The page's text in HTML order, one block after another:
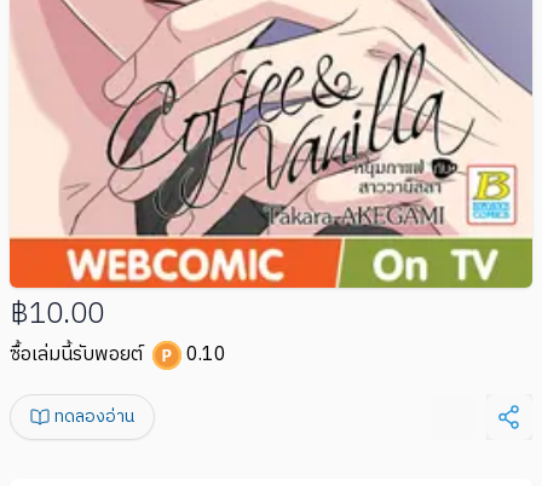
฿10.00
ซื้อเล่มนี้รับพอยต์ 0.10
ทดลองอ่าน